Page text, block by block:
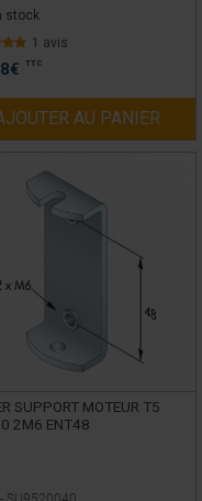
stock
1 avis
€ TTC
AU PANIER
SUPPORT MOTEUR T5
2M6 ENT48